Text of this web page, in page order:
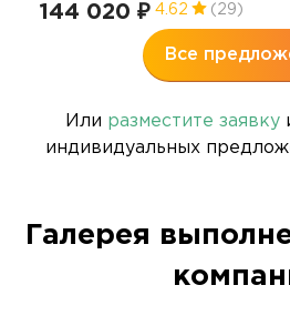
144 020 ₽ 4.62 (29)
Все
Или разместите заявку
индивидуальных
Галерея